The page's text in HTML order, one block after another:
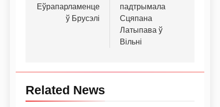
Еўрапарламенце
ў Брусэлі
падтрымала
Сцяпана
Латыпава ў
Вільні
Related News